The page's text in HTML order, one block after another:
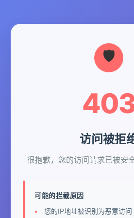
访问被拒
很抱歉，您的访问请求已被安
可能的拦截原因
您的IP地址被识别为恶意访问